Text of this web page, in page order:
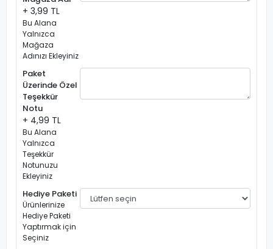
+ 3,99 TL
Bu Alana
Yalnızca
Mağaza
Adınızı Ekleyiniz
Paket
Üzerinde Özel
Teşekkür
Notu
+ 4,99 TL
Bu Alana
Yalnızca
Teşekkür
Notunuzu
Ekleyiniz
Hediye Paketi
Ürünlerinize
Hediye Paketi
Yaptırmak için
Seçiniz